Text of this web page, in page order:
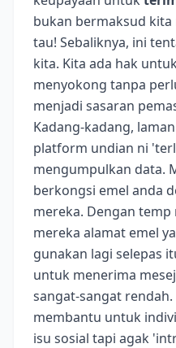
bukan bermaksud
tau! Sebaliknya, ini
kita. Kita ada hak
menyokong tanpa
menjadi sasaran
Kadang-kadang,
platform undian ni
mengumpulkan data.
berkongsi emel anda
mereka. Dengan
mereka alamat emel
gunakan lagi selepas
untuk menerima
sangat-sangat
membantu untuk
isu sosial tapi agak